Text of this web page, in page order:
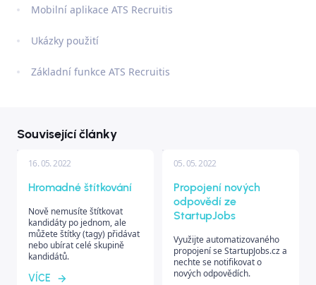
Mobilní aplikace ATS Recruitis
Ukázky použití
Základní funkce ATS Recruitis
Související články
16. 05. 2022
Hromadné štítkování
Nově nemusíte štítkovat
kandidáty po jednom, ale
můžete štítky (tagy) přidávat
nebo ubírat celé skupině
kandidátů.
VÍCE
05. 05. 2022
Propojení nových
odpovědí ze
StartupJobs
Využijte automatizovaného
propojení se StartupJobs.cz a
nechte se notifikovat o
nových odpovědích.